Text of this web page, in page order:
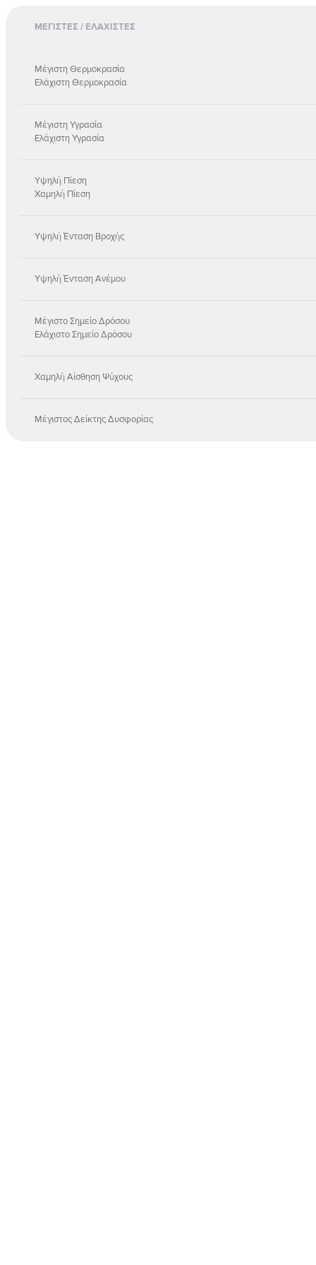
ΜΕΓΙΣΤΕΣ / ΕΛΑΧΙΣΤΕΣ
Μέγιστη Θερμοκρασία
Ελάχιστη Θερμοκρασία
Μέγιστη Υγρασία
Ελάχιστη Υγρασία
Υψηλή Πίεση
Χαμηλή Πίεση
Υψηλή Ένταση Βροχής
Υψηλή Ένταση Ανέμου
Μέγιστο Σημείο Δρόσου
Ελάχιστο Σημείο Δρόσου
Χαμηλή Αίσθηση Ψύχους
Μέγιστος Δείκτης Δυσφορίας